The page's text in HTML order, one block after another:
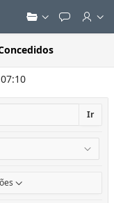
Ir